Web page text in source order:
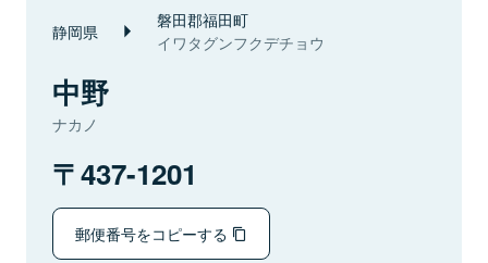
静岡県 磐田郡福田町
イワタグンフクデチョウ
中野
ナカノ
437-1201
郵便番号をコピーする